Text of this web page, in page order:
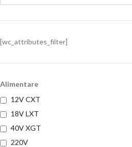
[wc_attributes_filter]
Alimentare
12V CXT
18V LXT
40V XGT
220V